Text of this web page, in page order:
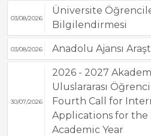
03/08/2026
Üniversite
Bilgilendirmesi
03/08/2026 Anadolu Ajansı
30/07/2026
2026 - 2027
Uluslararası Öğrenci
Fourth Call for
Applications for the
Academic Year